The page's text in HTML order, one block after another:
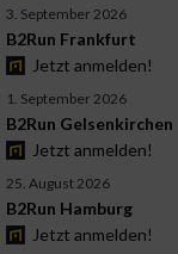
3. September 2026
B2Run Frankfurt
Jetzt anmelden!
1. September 2026
B2Run Gelsenkirchen
Jetzt anmelden!
25. August 2026
B2Run Hamburg
Jetzt anmelden!